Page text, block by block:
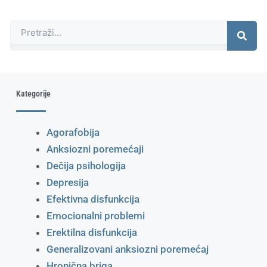
Kategorije
Agorafobija
Anksiozni poremećaji
Dečija psihologija
Depresija
Efektivna disfunkcija
Emocionalni problemi
Erektilna disfunkcija
Generalizovani anksiozni poremećaj